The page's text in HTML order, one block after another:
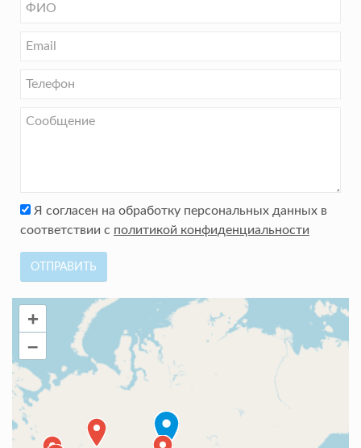
Я согласен на обработку персональных данных в
соответствии с политикой конфиденциальности
ОТПРАВИТЬ
+
–